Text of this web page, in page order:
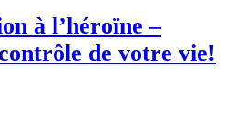
à l’héroïne –
de votre vie!